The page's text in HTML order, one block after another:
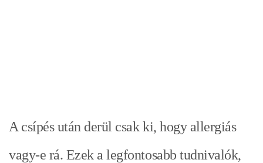
A csípés után derül csak ki, hogy allergiás
vagy-e rá. Ezek a legfontosabb tudnivalók,